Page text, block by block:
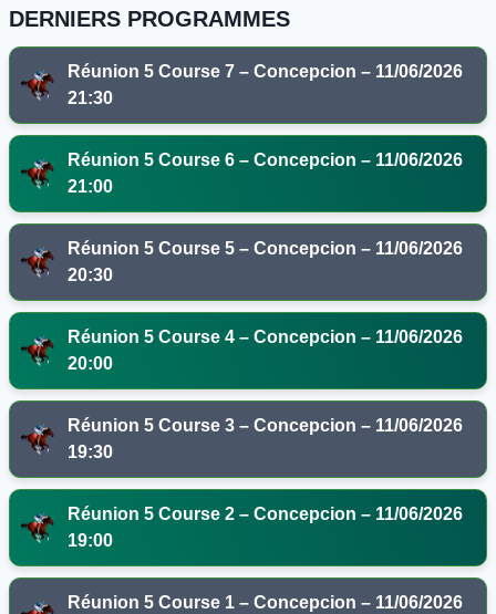
DERNIERS PROGRAMMES
Réunion 5 Course 7 – Concepcion – 11/06/2026
21:30
Réunion 5 Course 6 – Concepcion – 11/06/2026
21:00
Réunion 5 Course 5 – Concepcion – 11/06/2026
20:30
Réunion 5 Course 4 – Concepcion – 11/06/2026
20:00
Réunion 5 Course 3 – Concepcion – 11/06/2026
19:30
Réunion 5 Course 2 – Concepcion – 11/06/2026
19:00
Réunion 5 Course 1 – Concepcion – 11/06/2026